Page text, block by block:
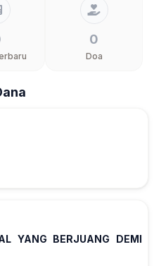
0
Doa
YANG BERJUANG DEMI